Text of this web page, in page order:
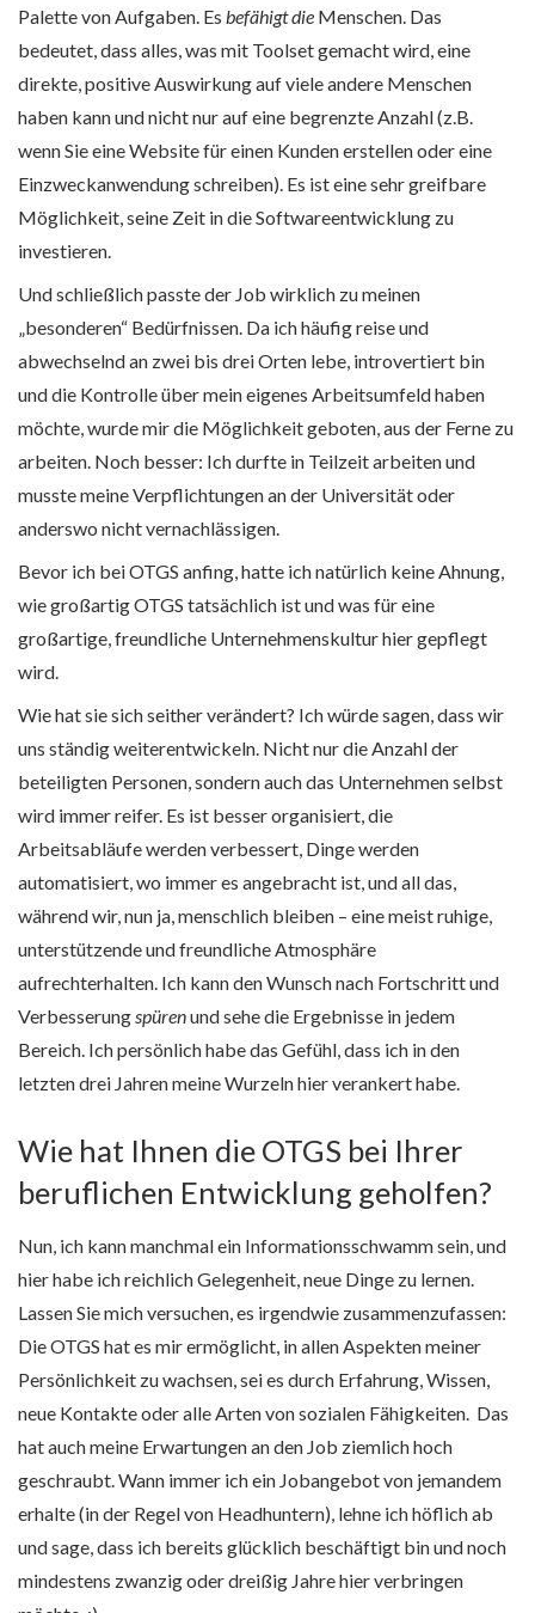
Palette von Aufgaben. Es befähigt die Menschen. Das
bedeutet, dass alles, was mit Toolset gemacht wird, eine
direkte, positive Auswirkung auf viele andere Menschen
haben kann und nicht nur auf eine begrenzte Anzahl (z.B.
wenn Sie eine Website für einen Kunden erstellen oder eine
Einzweckanwendung schreiben). Es ist eine sehr greifbare
Möglichkeit, seine Zeit in die Softwareentwicklung zu
investieren.
Und schließlich passte der Job wirklich zu meinen
„besonderen“ Bedürfnissen. Da ich häufig reise und
abwechselnd an zwei bis drei Orten lebe, introvertiert bin
und die Kontrolle über mein eigenes Arbeitsumfeld haben
möchte, wurde mir die Möglichkeit geboten, aus der Ferne zu
arbeiten. Noch besser: Ich durfte in Teilzeit arbeiten und
musste meine Verpflichtungen an der Universität oder
anderswo nicht vernachlässigen.
Bevor ich bei OTGS anfing, hatte ich natürlich keine Ahnung,
wie großartig OTGS tatsächlich ist und was für eine
großartige, freundliche Unternehmenskultur hier gepflegt
wird.
Wie hat sie sich seither verändert? Ich würde sagen, dass wir
uns ständig weiterentwickeln. Nicht nur die Anzahl der
beteiligten Personen, sondern auch das Unternehmen selbst
wird immer reifer. Es ist besser organisiert, die
Arbeitsabläufe werden verbessert, Dinge werden
automatisiert, wo immer es angebracht ist, und all das,
während wir, nun ja, menschlich bleiben – eine meist ruhige,
unterstützende und freundliche Atmosphäre
aufrechterhalten. Ich kann den Wunsch nach Fortschritt und
Verbesserung spürenund sehe die Ergebnisse in jedem
Bereich. Ich persönlich habe das Gefühl, dass ich in den
letzten drei Jahren meine Wurzeln hier verankert habe.
Wie hat Ihnen die OTGS bei Ihrer
beruflichen Entwicklung geholfen?
Nun, ich kann manchmal ein Informationsschwamm sein, und
hier habe ich reichlich Gelegenheit, neue Dinge zu lernen.
Lassen Sie mich versuchen, es irgendwie zusammenzufassen:
Die OTGS hat es mir ermöglicht, in allen Aspekten meiner
Persönlichkeit zu wachsen, sei es durch Erfahrung, Wissen,
neue Kontakte oder alle Arten von sozialen Fähigkeiten. Das
hat auch meine Erwartungen an den Job ziemlich hoch
geschraubt. Wann immer ich ein Jobangebot von jemandem
erhalte (in der Regel von Headhuntern), lehne ich höflich ab
und sage, dass ich bereits glücklich beschäftigt bin und noch
mindestens zwanzig oder dreißig Jahre hier verbringen